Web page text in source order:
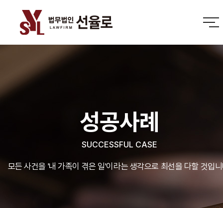
성공사례
SUCCESSFUL CASE
모든 사건을 '내 가족이 겪은 일'이라는 생각으로 최선을 다할 것입